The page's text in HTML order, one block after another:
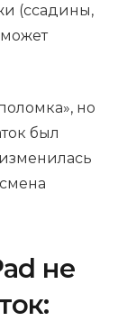
(ссадины,
но
был
не